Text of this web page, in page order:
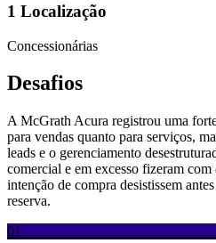
1 Localização
Concessionárias
Desafios
A McGrath Acura registrou uma
para vendas quanto para serviços,
leads e o gerenciamento
comercial e em excesso fizeram
intenção de compra desistissem
reserva.
01